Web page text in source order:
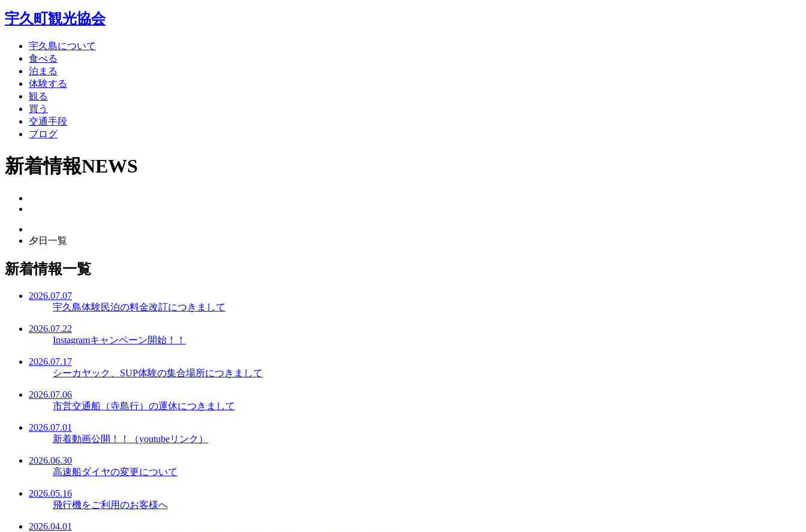
宇久町観光協会
宇久島について
食べる
泊まる
体験する
観る
買う
交通手段
ブログ
新着情報NEWS
夕日一覧
新着情報一覧
2026.07.07
宇久島体験民泊の料金改訂につきまして
2026.07.22
Instagramキャンペーン開始！！
2026.07.17
シーカヤック、SUP体験の集合場所につきまして
2026.07.06
市営交通船（寺島行）の運休につきまして
2026.07.01
新着動画公開！！（youtubeリンク）
2026.06.30
高速船ダイヤの変更について
2026.05.16
飛行機をご利用のお客様へ
2026.04.01